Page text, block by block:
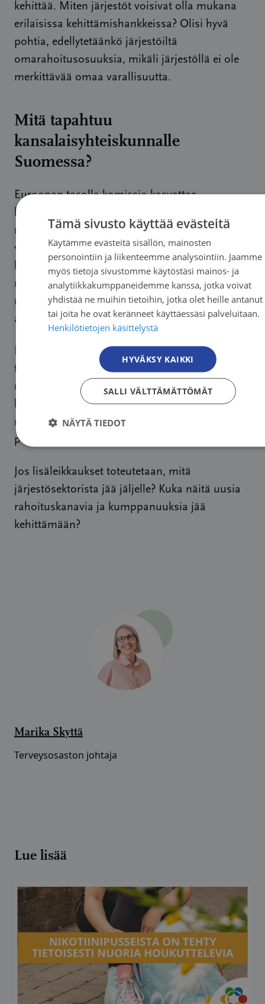
kehittää. Miten järjestöt voisivat olla mukana
erilaisissa kehittämishankkeissa? Olisi hyvä
pohtia, edellytetäänkö järjestöiltä
omarahoitusosuuksia, mikäli järjestöllä ei ole
merkittävää omaa varallisuutta.
Mitä tapahtuu
kansalaisyhteiskunnalle
Suomessa?
Euroopan tasolla komissio kasvattaa
kansalaisjärjestöjen EU-rahoituksen lähes 9
miljardiin demokratian ja osallisuuden
vahvistamiseksi. On olennaista, että Suomi
kehittää myös omaa kansalaisjärjestöjen
rahoituspohjaa EU:n yhteisten tavoitteiden
mukaisesti. Kehittämiseen pitää kuitenkin olla
aito halu.
Kuluvalla vaalikaudella sote-järjestöjen
toimintaedellytyksiä on heikennetty
merkittävästi leikkaamalla valtionavustuksia
lähes 40 prosenttia vuoden 2024 tasoon
nähden. Ministerin mielestä kehysriihessä
pitäisi leikata vielä lisää.
Jos lisäleikkaukset toteutetaan, mitä
järjestösektorista jää jäljelle? Kuka näitä uusia
rahoituskanavia ja kumppanuuksia jää
kehittämään?
Marika Skyttä
Terveysosaston johtaja
Lue lisää
Tämä sivusto käyttää evästeitä
Käytämme evästeitä sisällön, mainosten
personointiin ja liikenteemme analysointiin. Jaamme
myös tietoja sivustomme käytöstäsi mainos- ja
analytiikkakumppaneidemme kanssa, jotka voivat
yhdistää ne muihin tietoihin, jotka olet heille antanut
tai joita he ovat keränneet käyttäessäsi palveluitaan.
Henkilötietojen käsittelystä
HYVÄKSY KAIKKI
SALLI VÄLTTÄMÄTTÖMÄT
NÄYTÄ TIEDOT